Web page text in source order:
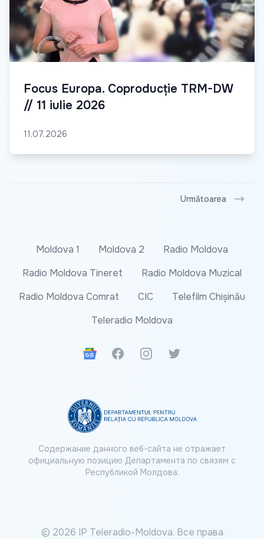
Focus Europa. Coproducție TRM-DW
// 11 iulie 2026
11.07.2026
Următoarea
Moldova 1 Moldova 2
Radio Moldova
Radio Moldova Tineret
Radio Moldova Muzical
Radio Moldova Comrat
CIC
Telefilm Chișinău
Teleradio Moldova
Google News
FacebookInstagramTwitter
Содержание данного веб-сайта не отражает
официальную позицию Департамента по связям с
Республикой Молдова.
© 2026 IP Teleradio-Moldova. Все права